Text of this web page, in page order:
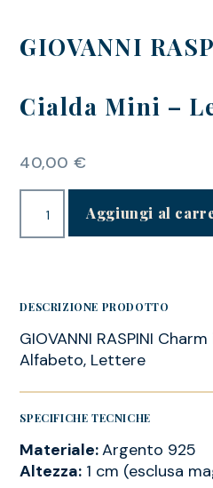
GIOVANNI
Cialda Mini –
40,00 €
Aggiungi al
DESCRIZIONE PRODOTTO
GIOVANNI RASPINI
Alfabeto, Lettere
SPECIFICHE TECNICHE
Materiale:Argento 925
Altezza: 1 cm (esclusa